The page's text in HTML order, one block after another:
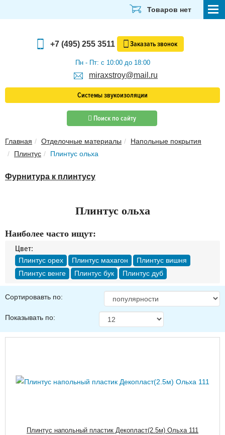
ЭЛЕКТРИКА И ОСВЕЩЕНИЕ
ЗВУКОИЗОЛЯЦИЯ
Контакты
Войти в магазин Регистрация
Товаров нет
+7 (495) 255 3511 Заказатьзвонок
Пн - Пт: с 10:00 до 18:00
miraxstroy@mail.ru
Системы звукоизоляции
Поиск по сайту
Главная Отделочные материалы
Напольные покрытия
Плинтус
Плинтус ольха
Фурнитура к плинтусу
Плинтус ольха
Наиболее часто ищут:
Цвет:
Плинтус орех Плинтус махагон
Плинтус вишня
Плинтус венге
Плинтус бук Плинтус дуб
Сортировавть по:
Показывать по:
Плинтус напольный пластик Декопласт(2.5м) Ольха 111